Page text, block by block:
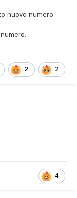
nuovo numero
2 2
4